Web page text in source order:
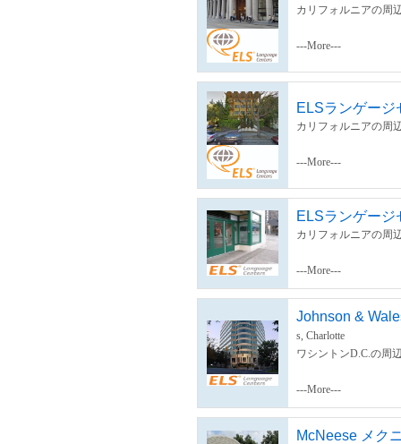
カリフォルニアの周
---More---
ELSランゲージ
カリフォルニアの周
---More---
ELSランゲージ
カリフォルニアの周
---More---
Johnson &
s, Charlotte
ワシントンD.C.の周
---More---
McNeese メク